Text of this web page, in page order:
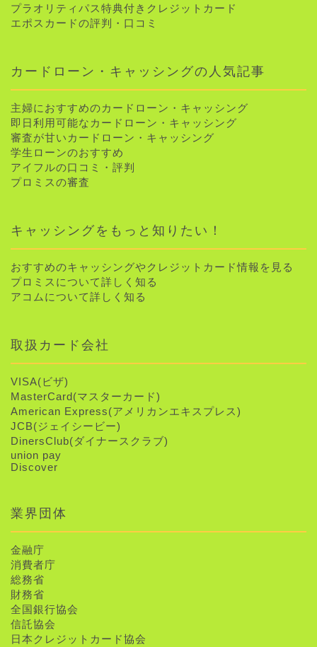
プラオリティパス特典付きクレジットカード
エポスカードの評判・口コミ
カードローン・キャッシングの人気記事
主婦におすすめのカードローン・キャッシング
即日利用可能なカードローン・キャッシング
審査が甘いカードローン・キャッシング
学生ローンのおすすめ
アイフルの口コミ・評判
プロミスの審査
キャッシングをもっと知りたい！
おすすめのキャッシングやクレジットカード情報を見る
プロミスについて詳しく知る
アコムについて詳しく知る
取扱カード会社
VISA(ビザ)
MasterCard(マスターカード)
American Express(アメリカンエキスプレス)
JCB(ジェイシービー)
DinersClub(ダイナースクラブ)
union pay
Discover
業界団体
金融庁
消費者庁
総務省
財務省
全国銀行協会
信託協会
日本クレジットカード協会